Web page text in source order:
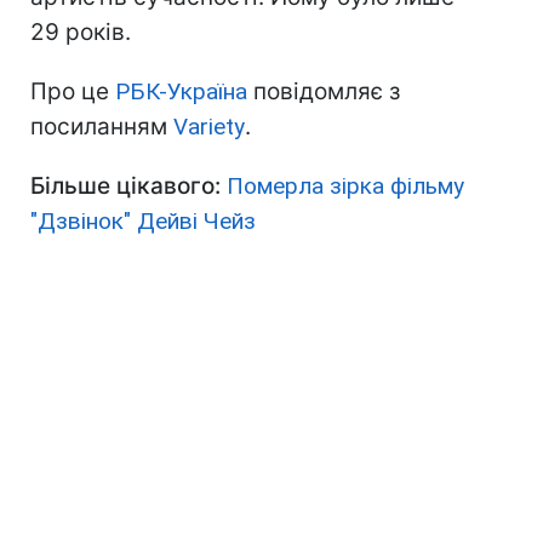
29 років.
Про це РБК-Україна повідомляє з
посиланням Variety.
Більше цікавого: Померла зірка фільму
"Дзвінок" Дейві Чейз